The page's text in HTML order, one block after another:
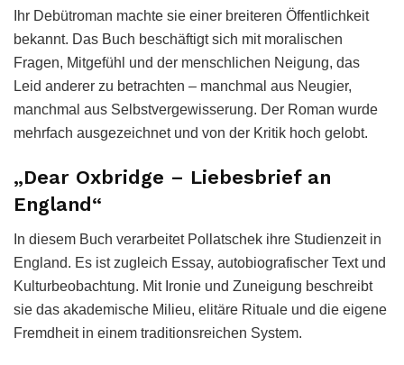
Ihr Debütroman machte sie einer breiteren Öffentlichkeit
bekannt. Das Buch beschäftigt sich mit moralischen
Fragen, Mitgefühl und der menschlichen Neigung, das
Leid anderer zu betrachten – manchmal aus Neugier,
manchmal aus Selbstvergewisserung. Der Roman wurde
mehrfach ausgezeichnet und von der Kritik hoch gelobt.
„Dear Oxbridge – Liebesbrief an
England“
In diesem Buch verarbeitet Pollatschek ihre Studienzeit in
England. Es ist zugleich Essay, autobiografischer Text und
Kulturbeobachtung. Mit Ironie und Zuneigung beschreibt
sie das akademische Milieu, elitäre Rituale und die eigene
Fremdheit in einem traditionsreichen System.